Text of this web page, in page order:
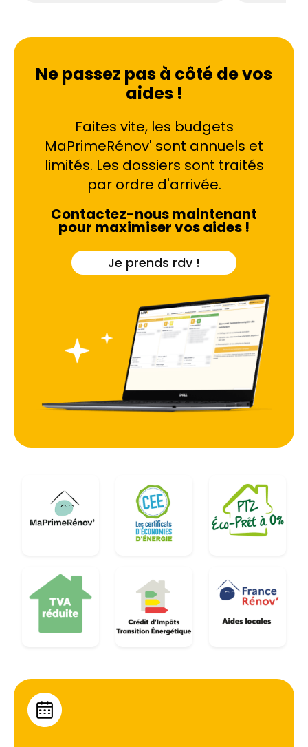
Ne passez pas à côté de vos
aides !
Faites vite, les budgets
MaPrimeRénov' sont annuels et
limités. Les dossiers sont traités
par ordre d'arrivée.
Contactez-nous maintenant
pour maximiser vos aides !
Je prends rdv !